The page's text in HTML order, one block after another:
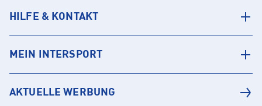
HILFE & KONTAKT
MEIN INTERSPORT
AKTUELLE WERBUNG